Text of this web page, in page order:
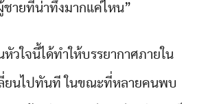
ชายที่น่าทึ่งมากแค่ไหน”
หัวใจนี้ได้ทำให้บรรยากาศภายใน
ยนไปทันที ในขณะที่หลายคนพบ